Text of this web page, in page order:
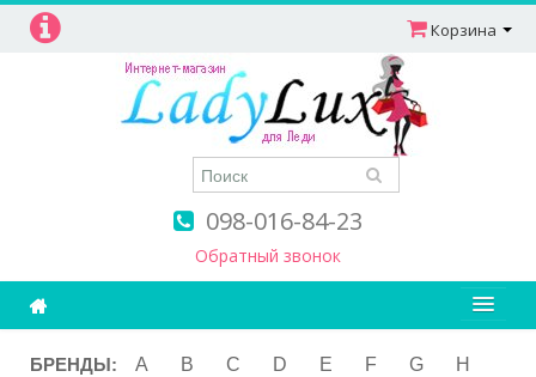
098-016-84-23
Обратный звонок
Корзина
Ароматерапия
БРЕНДЫ: A B C D E F G
H